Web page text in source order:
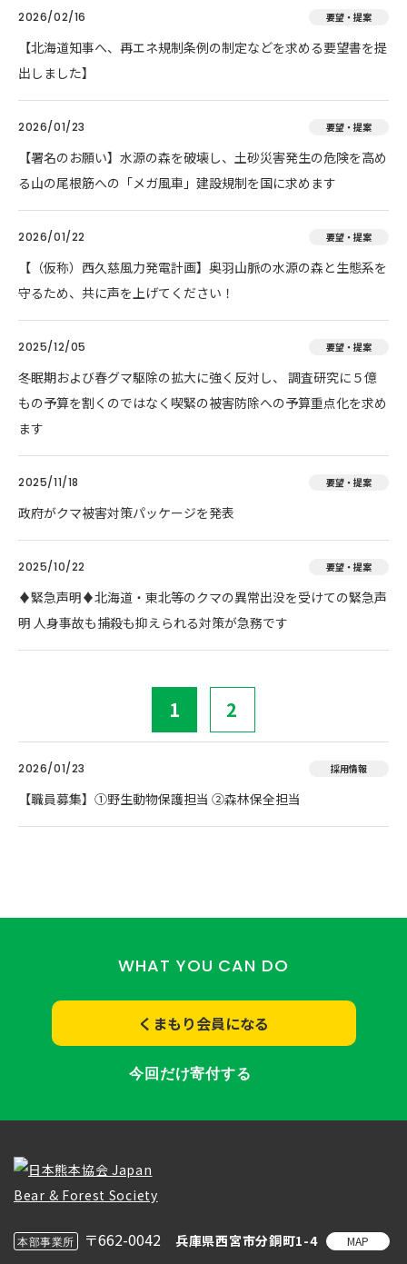
2026/02/16 要望・提案
【北海道知事へ、再エネ規制条例の制定などを求める要望書を提
出しました】
2026/01/23 要望・提案
【署名のお願い】水源の森を破壊し、土砂災害発生の危険を高め
る山の尾根筋への「メガ風車」建設規制を国に求めます
2026/01/22 要望・提案
【（仮称）西久慈風力発電計画】奥羽山脈の水源の森と生態系を
守るため、共に声を上げてください！
2025/12/05 要望・提案
冬眠期および春グマ駆除の拡大に強く反対し、 調査研究に５億
もの予算を割くのではなく喫緊の被害防除への予算重点化を求め
ます
2025/11/18 要望・提案
政府がクマ被害対策パッケージを発表
2025/10/22 要望・提案
♦️緊急声明♦️北海道・東北等のクマの異常出没を受けての緊急声
明 人身事故も捕殺も抑えられる対策が急務です
1 2
2026/01/23 採用情報
【職員募集】①野生動物保護担当 ②森林保全担当
WHAT YOU CAN DO
くまもり会員になる
今回だけ寄付する
本部事業所 〒662-0042 兵庫県西宮市分銅町1-4 MAP